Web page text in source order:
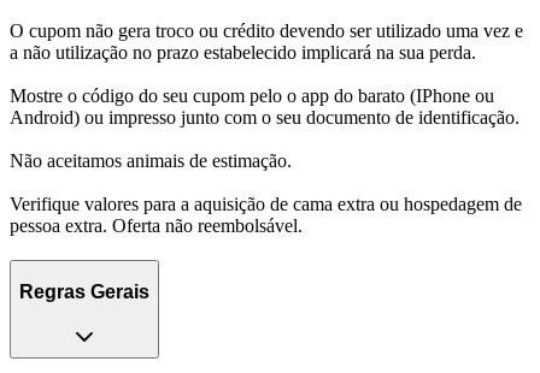
O cupom não gera troco ou crédito devendo ser utilizado uma vez e
a não utilização no prazo estabelecido implicará na sua perda.
Mostre o código do seu cupom pelo o app do barato (IPhone ou
Android) ou impresso junto com o seu documento de identificação.
Não aceitamos animais de estimação.
Verifique valores para a aquisição de cama extra ou hospedagem de
pessoa extra. Oferta não reembolsável.
Regras Gerais